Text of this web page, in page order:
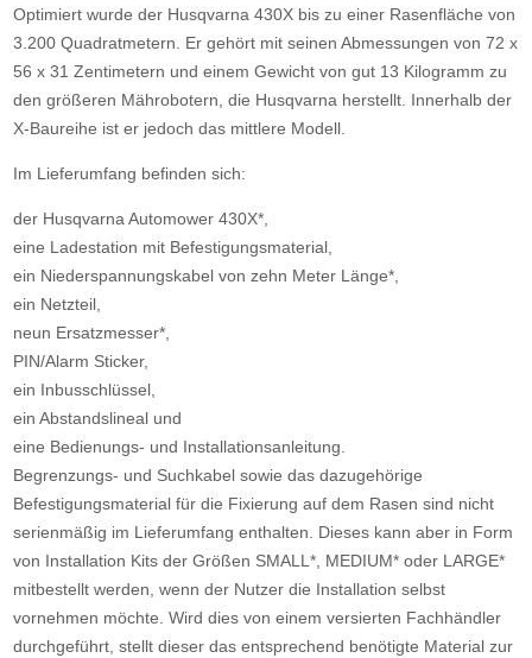
Optimiert wurde der Husqvarna 430X bis zu einer Rasenfläche von
3.200 Quadratmetern. Er gehört mit seinen Abmessungen von 72 x
56 x 31 Zentimetern und einem Gewicht von gut 13 Kilogramm zu
den größeren Mährobotern, die Husqvarna herstellt. Innerhalb der
X-Baureihe ist er jedoch das mittlere Modell.
Im Lieferumfang befinden sich:
der Husqvarna Automower 430X*,
eine Ladestation mit Befestigungsmaterial,
ein Niederspannungskabel von zehn Meter Länge*,
ein Netzteil,
neun Ersatzmesser*,
PIN/Alarm Sticker,
ein Inbusschlüssel,
ein Abstandslineal und
eine Bedienungs- und Installationsanleitung.
Begrenzungs- und Suchkabel sowie das dazugehörige
Befestigungsmaterial für die Fixierung auf dem Rasen sind nicht
serienmäßig im Lieferumfang enthalten. Dieses kann aber in Form
von Installation Kits der Größen SMALL*, MEDIUM* oder LARGE*
mitbestellt werden, wenn der Nutzer die Installation selbst
vornehmen möchte. Wird dies von einem versierten Fachhändler
durchgeführt, stellt dieser das entsprechend benötigte Material zur